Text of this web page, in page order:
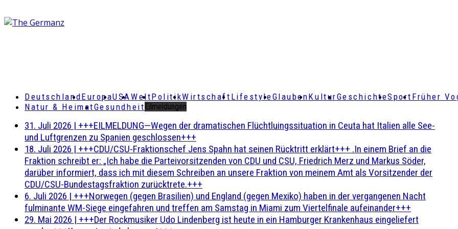
DeutschlandEuropaUSAWeltPolitikWirtschaft LifestyleGlaubenKulturGeschichteSport Früher
Natur & HeimatGesundheit Eilmeldungen
31. Juli 2026 | +++EILMELDUNG—Wegen der dramatischen Flüchtluingssituation in Ceuta hat Italien alle See-
und Luftgrenzen zu Spanien geschlossen+++
18. Juli 2026 | +++CDU/CSU-Fraktionschef Jens Spahn hat seinen Rücktritt erklärt+++ .In einem Brief an die
Fraktion schreibt er: „Ich habe die Parteivorsitzenden von CDU und CSU, Friedrich Merz und Markus Söder,
darüber informiert, dass ich mit diesem Schreiben an unsere Fraktion von meinem Amt als Vorsitzender der
CDU/CSU-Bundestagsfraktion zurücktrete.+++
6. Juli 2026 | +++Norwegen (gegen Brasilien) und England (gegen Mexiko) haben in der vergangenen Nacht
fulminante WM-Siege eingefahren und treffen am Samstag in Miami zum Viertelfinale aufeinander+++
29. Mai 2026 | +++Der Rockmusiker Udo Lindenberg ist heute in ein Hamburger Krankenhaus eingeliefert